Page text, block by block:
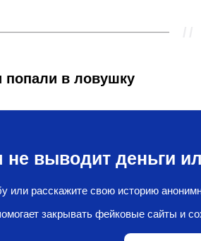
попали в ловушку
не выводит деньги
или расскажите свою историю
закрывать фейковые сайты и